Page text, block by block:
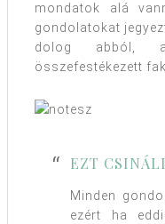
mondatok alá
gondolatokat
dolog abból,
összefestékezett
EZT
Minden
ezért ha